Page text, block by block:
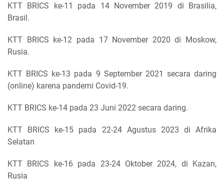
KTT BRICS ke-11 pada 14 November 2019 di Brasilia,
Brasil.
KTT BRICS ke-12 pada 17 November 2020 di Moskow,
Rusia.
KTT BRICS ke-13 pada 9 September 2021 secara daring
(online) karena pandemi Covid-19.
KTT BRICS ke-14 pada 23 Juni 2022 secara daring.
KTT BRICS ke-15 pada 22-24 Agustus 2023 di Afrika
Selatan
KTT BRICS ke-16 pada 23-24 Oktober 2024, di Kazan,
Rusia